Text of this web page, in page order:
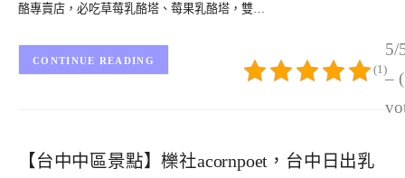
酪專賣店，必吃草莓乳酪塔、莓果乳酪塔，雙…
5/
–
(1)
CONTINUE READING
【台中中區景點】櫟社acornpoet，台中日出乳